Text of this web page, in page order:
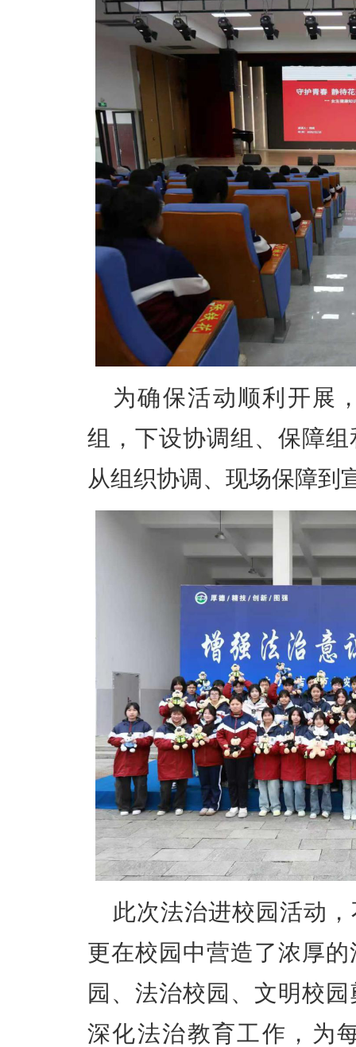
为确保活动顺利开展
组，下设协调组、保障
从组织协调、现场保障到
此次法治进校园活动
更在校园中营造了浓厚
园、法治校园、文明校
深化法治教育工作，为